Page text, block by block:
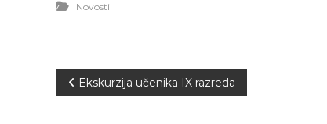
Novosti
N Ekskurzija učenika IX razreda